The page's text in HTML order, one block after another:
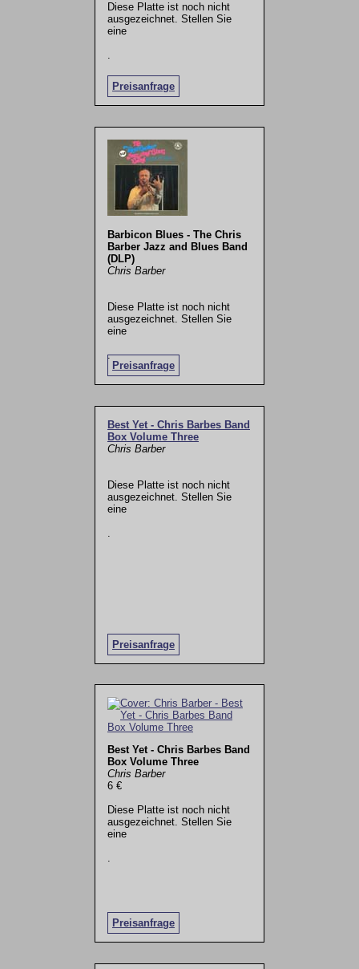
Diese Platte ist noch nicht
ausgezeichnet. Stellen Sie
eine
Preisanfrage
.
Barbicon Blues - The Chris
Barber Jazz and Blues Band
(DLP)
Chris Barber
Diese Platte ist noch nicht
ausgezeichnet. Stellen Sie
eine
Preisanfrage
.
Best Yet - Chris Barbes Band
Box Volume Three
Chris Barber
Diese Platte ist noch nicht
ausgezeichnet. Stellen Sie
eine
Preisanfrage
Best Yet - Chris Barbes Band
Box Volume Three
Chris Barber
6 €
Diese Platte ist noch nicht
ausgezeichnet. Stellen Sie
eine
Preisanfrage